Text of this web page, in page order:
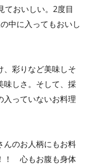
ておいしい。2度目
中に入ってもおいし
、彩りなど美味しそ
味しさ。そして、採
入っていないお料理
んのお人柄にもお料
！ 心もお腹も身体